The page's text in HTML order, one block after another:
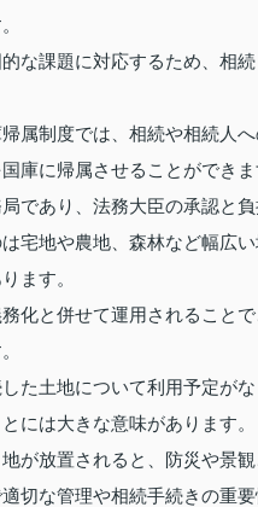
な課題に対応するため、相
属制度では、相続や相続人
庫に帰属させることができま
であり、法務大臣の承認と
宅地や農地、森林など幅広
ます。
化と併せて運用されること
た土地について利用予定が
には大きな意味があります。
が放置されると、防災や景
切な管理や相続手続きの重要